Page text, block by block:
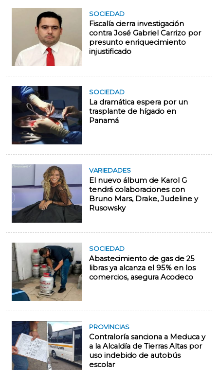
SOCIEDAD
Fiscalía cierra investigación
contra José Gabriel Carrizo por
presunto enriquecimiento
injustificado
SOCIEDAD
La dramática espera por un
trasplante de hígado en
Panamá
VARIEDADES
El nuevo álbum de Karol G
tendrá colaboraciones con
Bruno Mars, Drake, Judeline y
Rusowsky
SOCIEDAD
Abastecimiento de gas de 25
libras ya alcanza el 95% en los
comercios, asegura Acodeco
PROVINCIAS
Contraloría sanciona a Meduca y
a la Alcaldía de Tierras Altas por
uso indebido de autobús
escolar